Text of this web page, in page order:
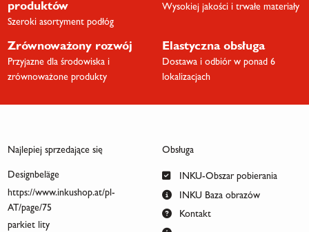
produktów
Szeroki asortyment podłóg
Wysokiej jakości i trwałe materiały
Zrównoważony rozwój
Przyjazne dla środowiska i
zrównoważone produkty
Elastyczna obsługa
Dostawa i odbiór w ponad 6
lokalizacjach
Najlepiej sprzedające się
Designbeläge
https://www.inkushop.at/pl-
AT/page/75
parkiet lity
Obsługa
INKU-Obszar pobierania
INKU Baza obrazów
Kontakt